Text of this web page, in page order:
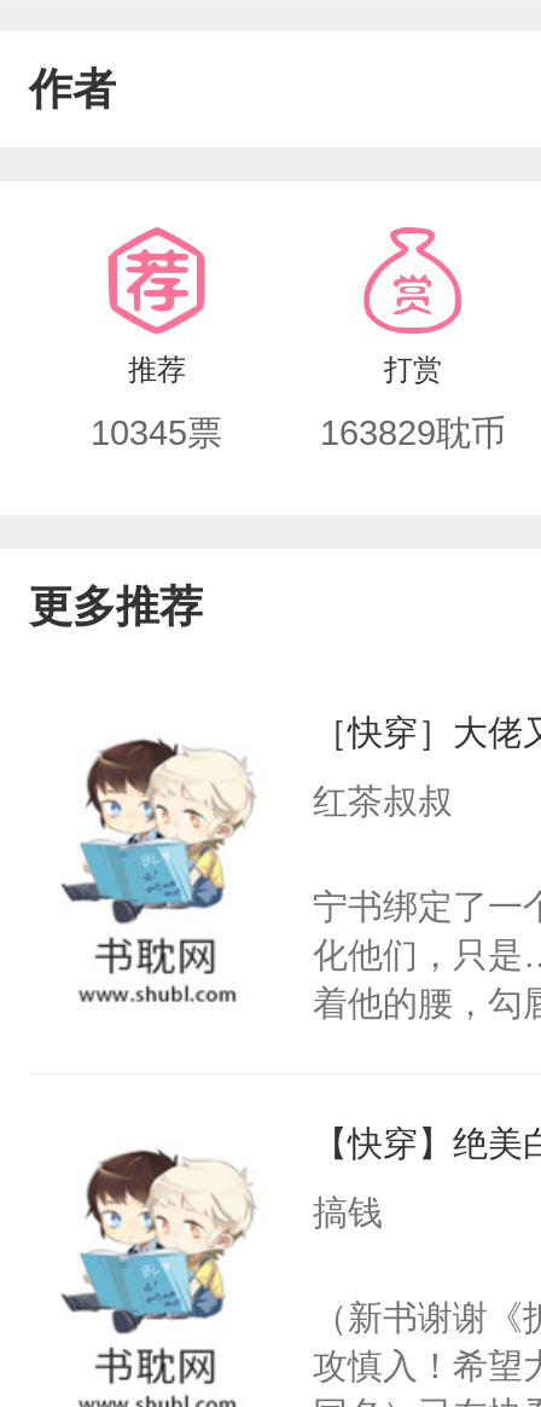
么不能只看着我？”偏执Alpha大佬轻吻
笑：“宝宝，你的刀歪了，杀不了我。
微哑，醋意滔天，“老婆，别喜欢他
现实世界，11个反派大佬将他围在温
作者
推荐
10345票
打赏
163829耽币
更多推荐
［快穿］大
红茶叔叔
宁书绑定了一
化他们，只是
着他的腰，勾
来，给老公
用力——为你
【快穿】绝
搞钱
（新书谢谢
攻慎入！希望